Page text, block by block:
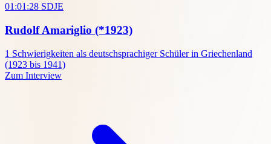
01:01:28 SDJE
Rudolf Amariglio (*1923)
1 Schwierigkeiten als deutschsprachiger Schüler in Griechenland
(1923 bis 1941)
Zum Interview